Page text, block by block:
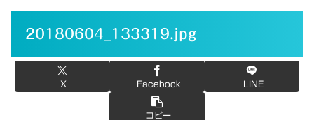
20180604_133319.jpg
X Facebook LINE
コピー